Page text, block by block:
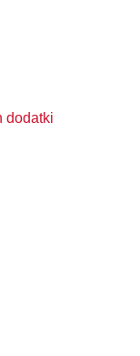
dodatki